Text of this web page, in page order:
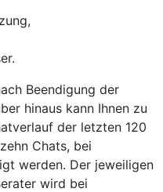
Beendigung der
hinaus kann Ihnen zu
der letzten 120
Chats, bei
werden. Der jeweiligen
wird bei